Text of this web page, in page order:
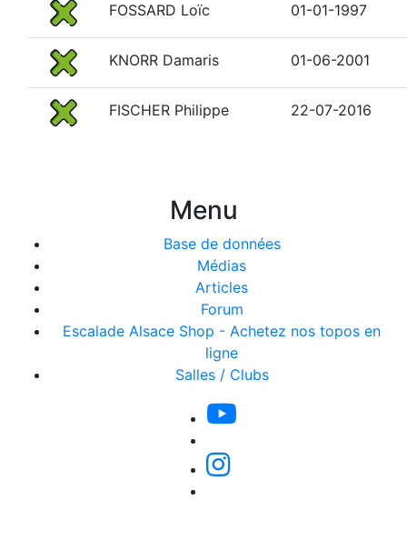
FOSSARD Loïc 01-01-1997
KNORR Damaris 01-06-2001
FISCHER Philippe 22-07-2016
Menu
Base de données
Médias
Articles
Forum
Escalade Alsace Shop - Achetez nos topos en
ligne
Salles / Clubs